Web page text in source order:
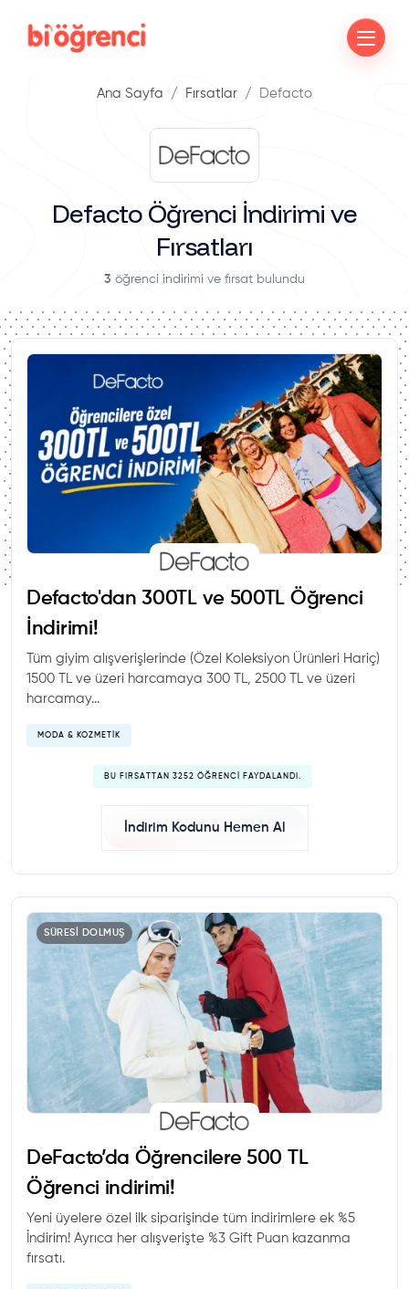
Ana Sayfa Fırsatlar Defacto
Defacto Öğrenci İndirimi ve
Fırsatları
3 öğrenci indirimi ve fırsat bulundu
Defacto'dan 300TL ve 500TL Öğrenci
İndirimi!
Tüm giyim alışverişlerinde (Özel Koleksiyon Ürünleri Hariç)
1500 TL ve üzeri harcamaya 300 TL, 2500 TL ve üzeri
harcamay...
MODA & KOZMETIK
BU FIRSATTAN 3252 ÖĞRENCI FAYDALANDI.
İndirim Kodunu Hemen Al
SÜRESI DOLMUŞ
DeFacto’da Öğrencilere 500 TL
Öğrenci indirimi!
Yeni üyelere özel ilk siparişinde tüm indirimlere ek %5
İndirim! Ayrıca her alışverişte %3 Gift Puan kazanma
fırsatı.